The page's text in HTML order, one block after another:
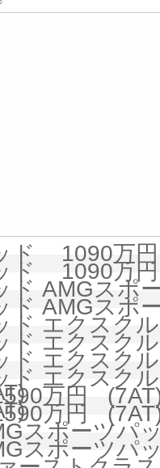
ド 1090万
ド 1090万
ド AMGス
ド AMGス
ド エクス
ド エクス
ド エクスク
ド エクスク
万円
万円
スポーツ
スポーツ